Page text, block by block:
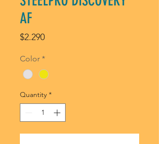
AF
$2.290Price
Color *
Quantity *